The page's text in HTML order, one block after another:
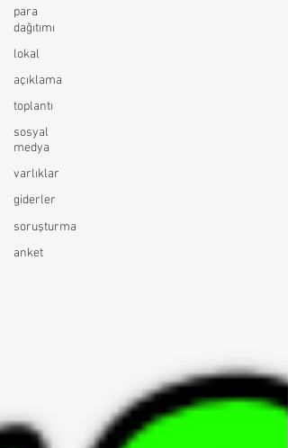
para
dağıtımı
lokal
açıklama
toplantı
sosyal
medya
varlıklar
giderler
soruşturma
anket